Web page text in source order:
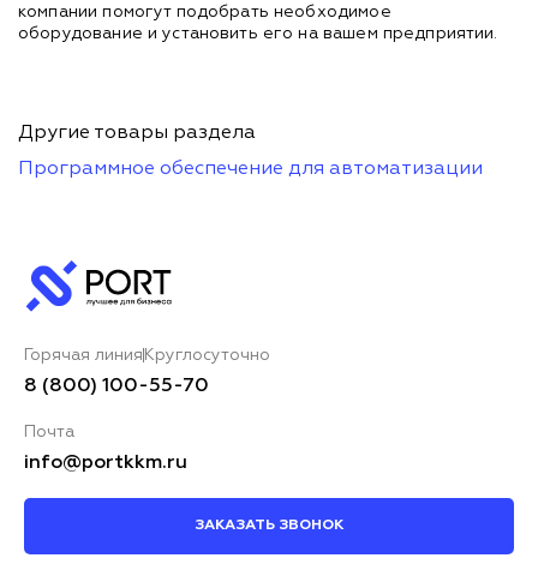
компании помогут подобрать необходимое
оборудование и установить его на вашем предприятии.
Другие товары раздела
Программное обеспечение для автоматизации
Горячая линия Круглосуточно
8 (800) 100-55-70
Почта
info@portkkm.ru
ЗАКАЗАТЬ ЗВОНОК